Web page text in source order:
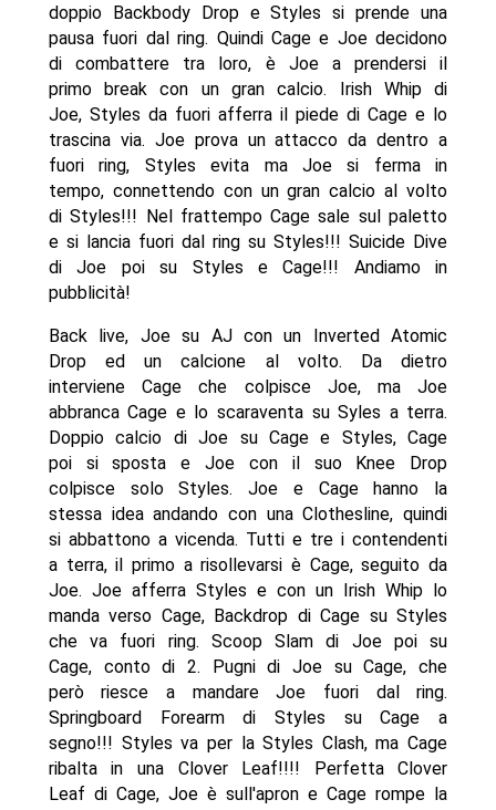
doppio Backbody Drop e Styles si prende una
pausa fuori dal ring. Quindi Cage e Joe decidono
di combattere tra loro, è Joe a prendersi il
primo break con un gran calcio. Irish Whip di
Joe, Styles da fuori afferra il piede di Cage e lo
trascina via. Joe prova un attacco da dentro a
fuori ring, Styles evita ma Joe si ferma in
tempo, connettendo con un gran calcio al volto
di Styles!!! Nel frattempo Cage sale sul paletto
e si lancia fuori dal ring su Styles!!! Suicide Dive
di Joe poi su Styles e Cage!!! Andiamo in
pubblicità!
Back live, Joe su AJ con un Inverted Atomic
Drop ed un calcione al volto. Da dietro
interviene Cage che colpisce Joe, ma Joe
abbranca Cage e lo scaraventa su Syles a terra.
Doppio calcio di Joe su Cage e Styles, Cage
poi si sposta e Joe con il suo Knee Drop
colpisce solo Styles. Joe e Cage hanno la
stessa idea andando con una Clothesline, quindi
si abbattono a vicenda. Tutti e tre i contendenti
a terra, il primo a risollevarsi è Cage, seguito da
Joe. Joe afferra Styles e con un Irish Whip lo
manda verso Cage, Backdrop di Cage su Styles
che va fuori ring. Scoop Slam di Joe poi su
Cage, conto di 2. Pugni di Joe su Cage, che
però riesce a mandare Joe fuori dal ring.
Springboard Forearm di Styles su Cage a
segno!!! Styles va per la Styles Clash, ma Cage
ribalta in una Clover Leaf!!!! Perfetta Clover
Leaf di Cage, Joe è sull'apron e Cage rompe la